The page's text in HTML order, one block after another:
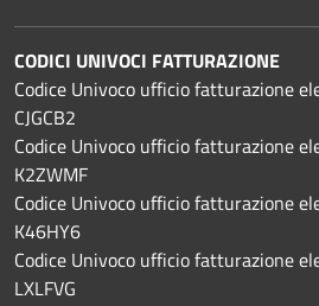
CODICI UNIVOCI FATTURAZIONE
Codice Univoco ufficio fatturazione
CJGCB2
Codice Univoco ufficio fatturazione
K2ZWMF
Codice Univoco ufficio fatturazione
K46HY6
Codice Univoco ufficio fatturazione
LXLFVG